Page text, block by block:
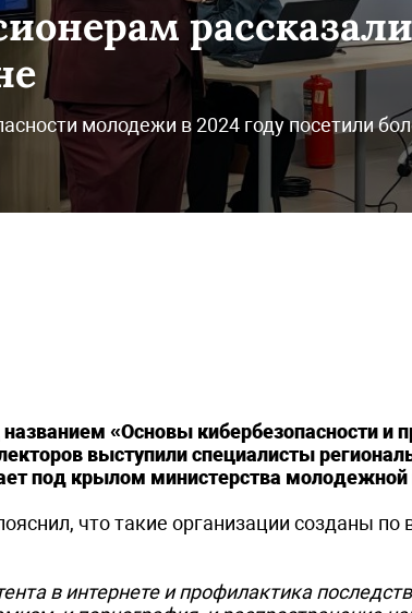
молодежи в 2024 году посетили
«Основы кибербезопасности и
выступили специалисты
под крылом министерства молодежной
что такие организации созданы по
в интернете и профилактика